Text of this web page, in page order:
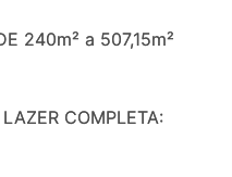
240m² a 507,15m²
COMPLETA: